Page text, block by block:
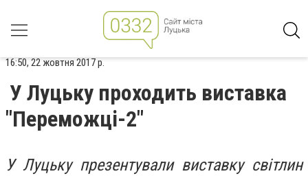
16:50, 22 жовтня 2017 р.
У Луцьку проходить виставка
"Переможці-2"
У Луцьку презентували виставку світлин